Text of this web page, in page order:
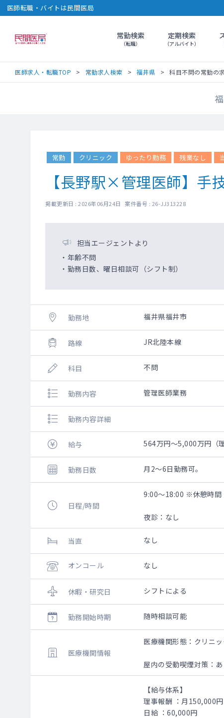
医師転職・バイトは民間医局
民間医局常勤検索
（転職）
定期検索
（アルバイト）
医師求人・転職TOP 常勤求人検索 福井県 科目不問の常勤の
常勤 クリニック ゆったり勤務 残業なし
【長野駅×管理医師】手
掲載更新日 : 2026年06月24日 案件番号 : 26-JJ313228
担当エージェントより
・年齢不問
・勤務日数、曜日相談可（シフト制）
勤務地 福井県福井市
路線 JR北陸本線
科目 不問
勤務内容 管理医師業務
勤務内容詳細
給与 564万円～5,000万円（
勤務日数 月2～6日勤務可。
日程/時間
9:00～18:00 ※休憩時間
夜診：なし
当直 なし
オンコール なし
休暇・研究日 シフトによる
勤務開始時期 随時相談可能
医療機関情報
医療機関形態：クリニッ
屋内の受動喫煙対策：あ
【給与体系】
理事報酬 ：月150,000円
日給 ：60,000円